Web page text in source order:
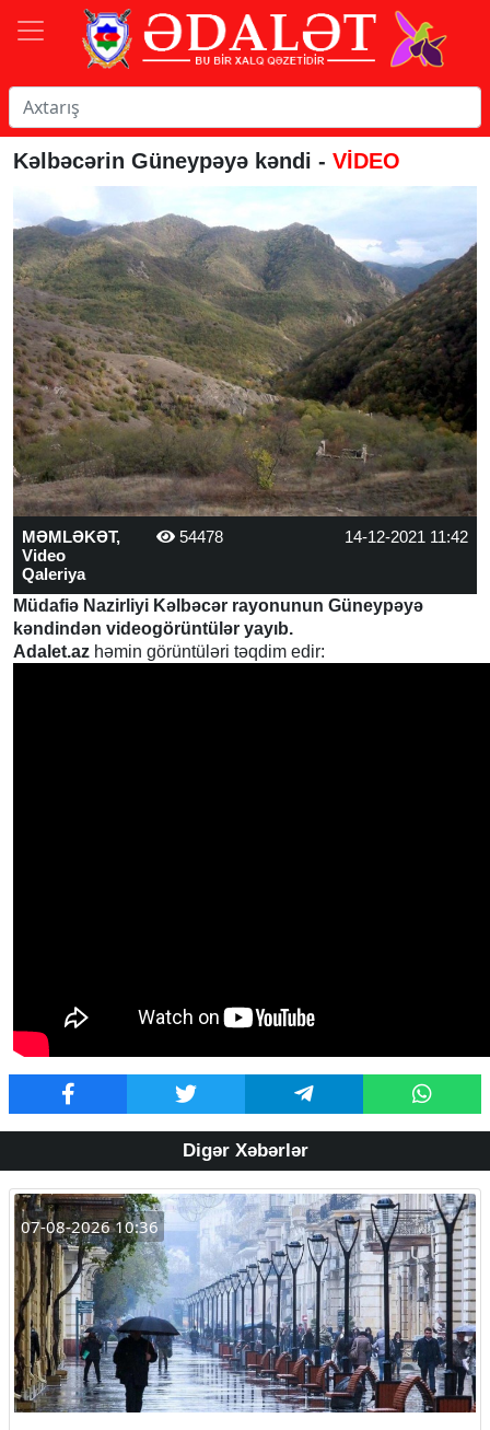
Kəlbəcərin Güneypəyə kəndi - VİDEO
MƏMLƏKƏT,
Video
Qaleriya
54478 14-12-2021 11:42
Müdafiə Nazirliyi Kəlbəcər rayonunun Güneypəyə
kəndindən videogörüntülər yayıb.
Adalet.az həmin görüntüləri təqdim edir:
Digər Xəbərlər
07-08-2026 10:36